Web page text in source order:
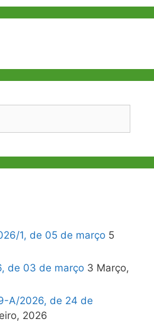
1, de 05 de março 5
de 03 de março 3 Março,
A/2026, de 24 de
2026